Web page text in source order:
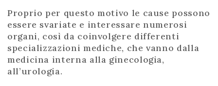
Proprio per questo motivo le cause possono
essere svariate e interessare numerosi
organi, così da coinvolgere differenti
specializzazioni mediche, che vanno dalla
medicina interna alla ginecologia,
all’urologia.